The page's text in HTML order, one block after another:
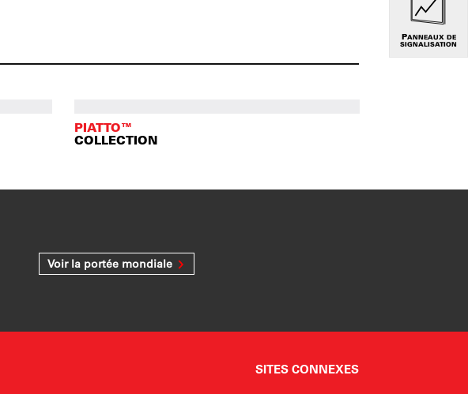
PIATTO™
COLLECTION
Voir la portée mondiale
PANNEAUX DE
SIGNALISATION
SITES CONNEXES